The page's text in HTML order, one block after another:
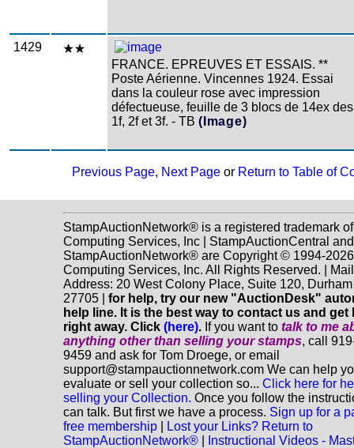
1429
FRANCE. EPREUVES ET ESSAIS. **
Poste Aérienne. Vincennes 1924. Essai
dans la couleur rose avec impression
défectueuse, feuille de 3 blocs de 14ex des
1f, 2f et 3f. - TB (Image)
Previous Page, Next Page or Return to Table of
StampAuctionNetwork® is a registered trademark
Computing Services, Inc | StampAuctionCentral and
StampAuctionNetwork® are Copyright © 1994-
Computing Services, Inc. All Rights Reserved. |
Address: 20 West Colony Place, Suite 120,
27705 | for help, try our new "AuctionDesk"
help line. It is the best way to contact us and get
right away. Click (here). If you want to talk to me
anything otherthan selling your stamps, call
9459 and ask for Tom Droege, or email
support@stampauctionnetwork.com We can help
evaluate or sell your collection so... Click here for
selling your Collection. Once you follow the
can talk. But first we have a process. Sign up for a
free membership
Lost your Links? Return to
StampAuctionNetwork®
Instructional Videos -